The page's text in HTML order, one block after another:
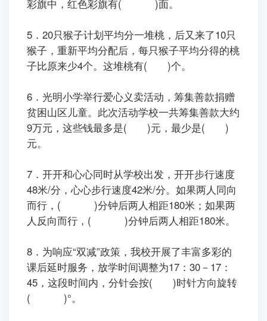
彩旗中，红色彩旗有( )面。
5．20只猴子计划平均分一堆桃，后又来了10只
猴子，重新平均分配后，每只猴子平均分得的桃
子比原来少4个。这堆桃有( )个。
6．光明小学举行爱心义卖活动，筹集善款捐赠
贫困山区儿童。此次活动学校一共筹集善款大约
9万元，这些钱最多是( )元，最少是( )
元。
7．开开和心心同时从学校出发，开开步行速度
48米/分，心心步行速度42米/分。如果两人同向
而行，( )分钟后两人相距180米；如果两
人反向而行，( )分钟后两人相距180米。
8．为响应“双减”政策，我校开展了丰富多彩的
课后延时服务，放学时间调整为17：30－17：
45，这段时间内，分针会按( )时针方向旋转
( )°。